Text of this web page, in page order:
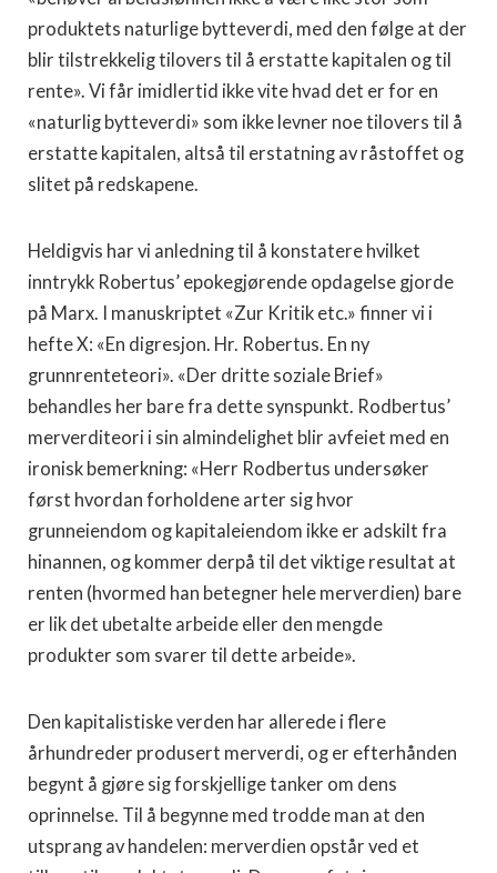
produktets naturlige bytteverdi, med den følge at der
blir til­strekkelig tilovers til å erstatte kapitalen og til
rente». Vi får imidlertid ikke vite hvad det er for en
«naturlig bytte­verdi» som ikke levner noe tilovers til å
erstatte kapitalen, altså til erstatning av råstoffet og
slitet på redskapene.
Heldigvis har vi anledning til å konstatere hvilket
inntrykk Robertus’ epokegjørende opdagelse gjorde
på Marx. I manu­skriptet «Zur Kritik etc.» finner vi i
hefte X: «En digresjon. Hr. Robertus. En ny
grunnrenteteori». «Der dritte soziale Brief»
behandles her bare fra dette synspunkt. Rodbertus’
merverditeori i sin almindelighet blir avfeiet med en
ironisk bemerkning: «Herr Rodbertus undersøker
først hvordan for­holdene arter sig hvor
grunneiendom og kapitaleiendom ikke er adskilt fra
hinannen, og kommer derpå til det viktige re­sultat at
renten (hvormed han betegner hele merverdien) bare
er lik det ubetalte arbeide eller den mengde
produkter som svarer til dette arbeide».
Den kapitalistiske verden har allerede i flere
århundreder produsert merverdi, og er efterhånden
begynt å gjøre sig for­skjellige tanker om dens
oprinnelse. Til å begynne med trodde man at den
utsprang av handelen: merverdien opstår ved et